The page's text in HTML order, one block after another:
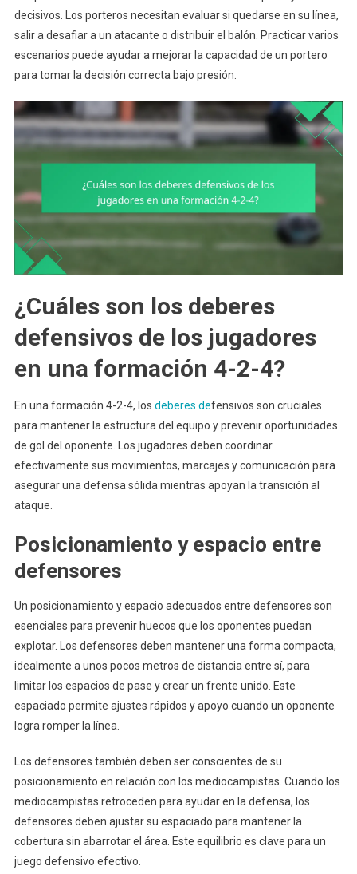
decisivos. Los porteros necesitan evaluar si quedarse en su línea,
salir a desafiar a un atacante o distribuir el balón. Practicar varios
escenarios puede ayudar a mejorar la capacidad de un portero
para tomar la decisión correcta bajo presión.
¿Cuáles son los deberes
defensivos de los jugadores
en una formación 4-2-4?
En una formación 4-2-4, los deberes defensivos son cruciales
para mantener la estructura del equipo y prevenir oportunidades
de gol del oponente. Los jugadores deben coordinar
efectivamente sus movimientos, marcajes y comunicación para
asegurar una defensa sólida mientras apoyan la transición al
ataque.
Posicionamiento y espacio entre
defensores
Un posicionamiento y espacio adecuados entre defensores son
esenciales para prevenir huecos que los oponentes puedan
explotar. Los defensores deben mantener una forma compacta,
idealmente a unos pocos metros de distancia entre sí, para
limitar los espacios de pase y crear un frente unido. Este
espaciado permite ajustes rápidos y apoyo cuando un oponente
logra romper la línea.
Los defensores también deben ser conscientes de su
posicionamiento en relación con los mediocampistas. Cuando los
mediocampistas retroceden para ayudar en la defensa, los
defensores deben ajustar su espaciado para mantener la
cobertura sin abarrotar el área. Este equilibrio es clave para un
juego defensivo efectivo.